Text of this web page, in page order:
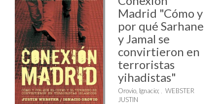
Madrid "Cómo y
por qué Sarhane
y Jamal se
convirtieron en
terroristas
yihadistas"
Orovio, Ignacio;
WEBSTER
JUSTIN